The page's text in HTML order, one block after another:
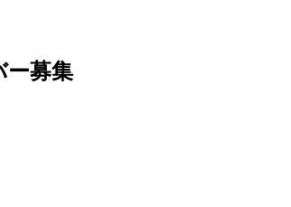
ー募集